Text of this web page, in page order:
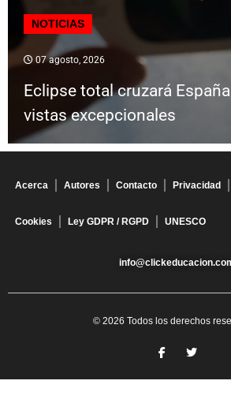
NOTICIAS
07 agosto, 2026
Eclipse total cruzará
vistas excepcionales
Acerca Autores Contacto Privacidad
Cookies Ley GDPR / RGPD UNESCO
© 2026 Todos los derechos